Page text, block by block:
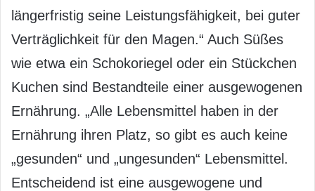
längerfristig seine Leistungsfähigkeit, bei guter
Verträglichkeit für den Magen.“ Auch Süßes
wie etwa ein Schokoriegel oder ein Stückchen
Kuchen sind Bestandteile einer ausgewogenen
Ernährung. „Alle Lebensmittel haben in der
Ernährung ihren Platz, so gibt es auch keine
„gesunden“ und „ungesunden“ Lebensmittel.
Entscheidend ist eine ausgewogene und